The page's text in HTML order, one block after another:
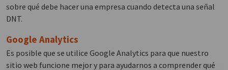
sobre qué debe hacer una empresa cuando detecta una señal
DNT.
Google Analytics
Es posible que se utilice Google Analytics para que nuestro
sitio web funcione mejor y para ayudarnos a comprender qué